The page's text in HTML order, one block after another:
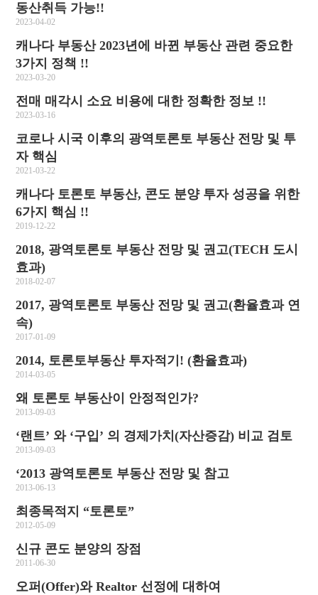
동산취득 가능!!
2023-04-02
캐나다 부동산 2023년에 바뀐 부동산 관련 중요한
3가지 정책 !!
2023-03-20
전매 매각시 소요 비용에 대한 정확한 정보 !!
2023-03-16
코로나 시국 이후의 광역토론토 부동산 전망 및 투
자 핵심
2021-03-22
캐나다 토론토 부동산, 콘도 분양 투자 성공을 위한
6가지 핵심 !!
2019-12-22
2018, 광역토론토 부동산 전망 및 권고(TECH 도시
효과)
2018-02-07
2017, 광역토론토 부동산 전망 및 권고(환율효과 연
속)
2017-01-09
2014, 토론토부동산 투자적기! (환율효과)
2014-03-05
왜 토론토 부동산이 안정적인가?
2013-09-03
‘랜트’ 와 ‘구입’ 의 경제가치(자산증감) 비교 검토
2013-09-03
‘2013 광역토론토 부동산 전망 및 참고
2013-06-13
최종목적지 “토론토”
2012-05-09
신규 콘도 분양의 장점
2011-06-30
오퍼(Offer)와 Realtor 선정에 대하여